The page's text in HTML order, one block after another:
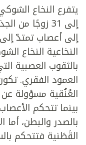
يتفرع النخاع
إلى 31 زوجًا
إلى أعصاب تمتدّ
النخاعية النخاع
بالثقوب العصبية
العمود الفقري.
العُنُقية مسؤولة عن
بينما تتحكم
بالصدر والبطن،
القَطَنية فتتحكم